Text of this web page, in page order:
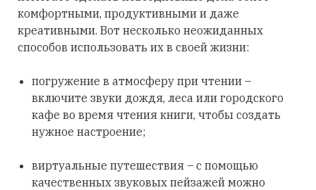
комфортными, продуктивными и даже
креативными. Вот несколько неожиданных
способов использовать их в своей жизни:
погружение в атмосферу при чтении –
включите звуки дождя, леса или городского
кафе во время чтения книги, чтобы создать
нужное настроение;
виртуальные путешествия – с помощью
качественных звуковых пейзажей можно